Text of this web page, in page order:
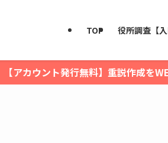
TOP 役所調査【
【アカウント発行無料】重説作成を